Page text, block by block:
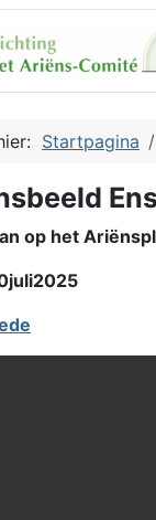
Startpagina
op het